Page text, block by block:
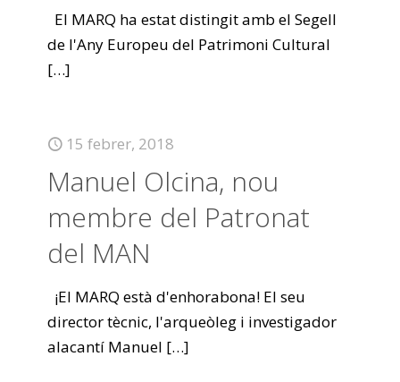
El MARQ ha estat distingit amb el Segell
de l'Any Europeu del Patrimoni Cultural
[…]
15 febrer, 2018
Manuel Olcina, nou
membre del Patronat
del MAN
¡El MARQ està d'enhorabona! El seu
director tècnic, l'arqueòleg i investigador
alacantí Manuel […]